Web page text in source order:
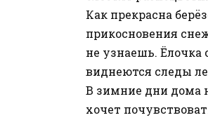
Как прекрасна
прикосновения
не узнаешь.
виднеются следы
В зимние дни дома
хочет